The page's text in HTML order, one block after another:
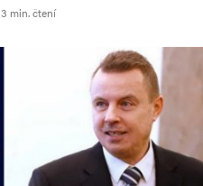
3 min. čtení